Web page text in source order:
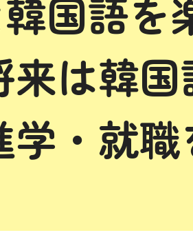
国語を
来は韓
学・就